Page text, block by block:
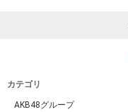
カテゴリ
AKB48グループ